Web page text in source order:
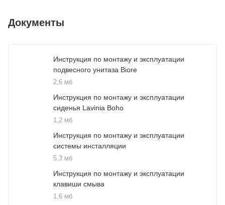
Документы
Инструкция по монтажу и эксплуатации
подвесного унитаза Biore
2,6 мб
Инструкция по монтажу и эксплуатации
сиденья Lavinia Boho
1,2 мб
Инструкция по монтажу и эксплуатации
системы инсталляции
5,3 мб
Инструкция по монтажу и эксплуатации
клавиши смыва
1,6 мб